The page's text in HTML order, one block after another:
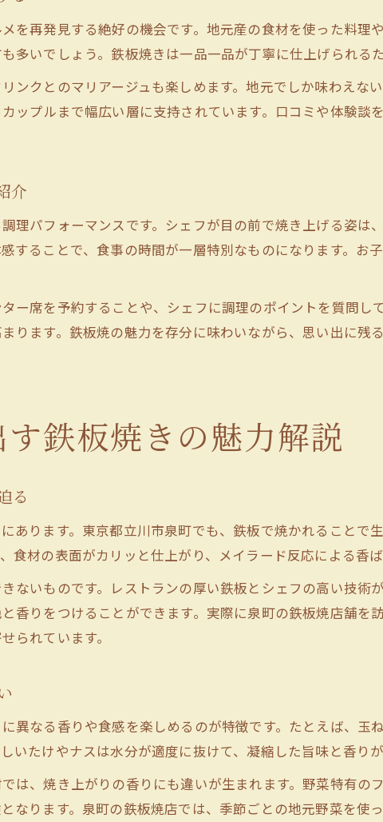
鉄板焼が野菜のうま味を引き出す理由
焼き野菜の食感を楽しむ鉄板焼のコツ
鉄板焼で味わう野菜の新しい発見
ヘルシー志向に嬉しい鉄板焼と野菜料理
を再発見する絶好の機会です。地元産の食材を使った料理
多いでしょう。鉄板焼きは一品一品が丁寧に仕上げられる
ンクとのマリアージュも楽しめます。地元でしか味わえな
ップルまで幅広い層に支持されています。口コミや体験談
介
理パフォーマンスです。シェフが目の前で焼き上げる姿は
することで、食事の時間が一層特別なものになります。お
ー席を予約することや、シェフに調理のポイントを質問し
ります。鉄板焼の魅力を存分に味わいながら、思い出に残
鉄板焼きの魅力解説
る
あります。東京都立川市泉町でも、鉄板で焼かれることで
食材の表面がカリッと仕上がり、メイラード反応による香
ないものです。レストランの厚い鉄板とシェフの高い技術
香りをつけることができます。実際に泉町の鉄板焼店舗を
られています。
異なる香りや食感を楽しめるのが特徴です。たとえば、玉
いたけやナスは水分が適度に抜けて、凝縮した旨味と香り
は、焼き上がりの香りにも違いが生まれます。野菜特有の
なります。泉町の鉄板焼店では、季節ごとの地元野菜を使